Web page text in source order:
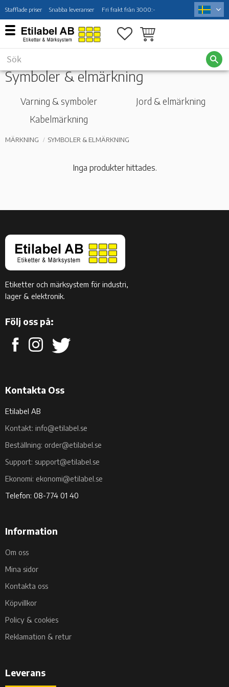
Meny
Stafflade priser Snabba leveranser Fri frakt från 3000:-
Favoriter
Kundvagn
Symboler & elmärkning
Varning & symboler
Jord & elmärkning
Kabelmärkning
MÄRKNING SYMBOLER & ELMÄRKNING
Inga produkter hittades.
Etiketter och märksystem för industri,
lager & elektronik.
Följ oss på:
Kontakta Oss
Etilabel AB
Kontakt: info@etilabel.se
Beställning: order@etilabel.se
Support: support@etilabel.se
Ekonomi: ekonomi@etilabel.se
Telefon: 08-774 01 40
Information
Om oss
Mina sidor
Kontakta oss
Köpvillkor
Policy & cookies
Reklamation & retur
Leverans